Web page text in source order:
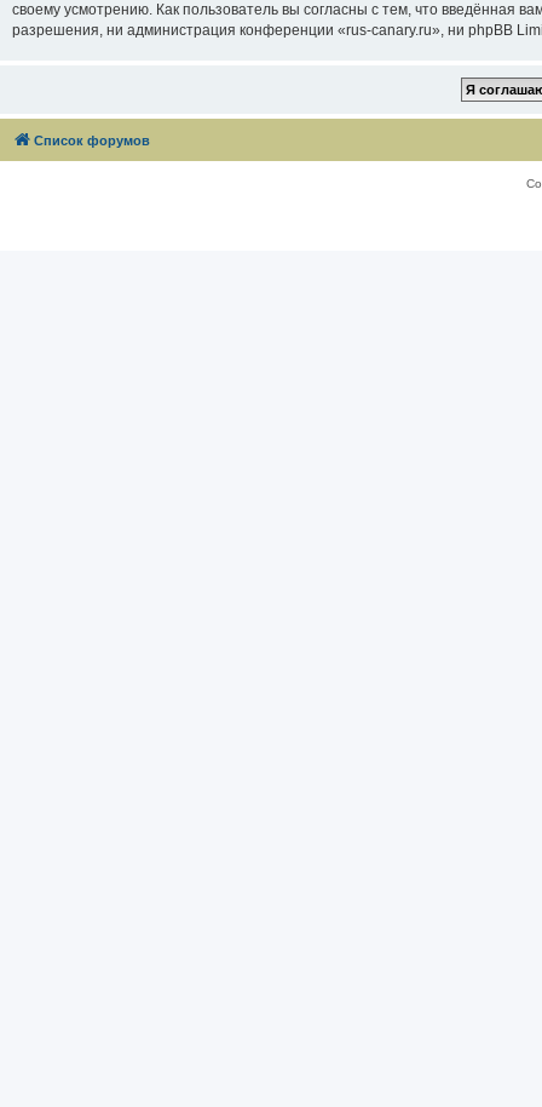
своему усмотрению. Как пользователь вы согласны с тем, что введённая
разрешения, ни администрация конференции «rus-canary.ru», ни phpBB
Список форумов